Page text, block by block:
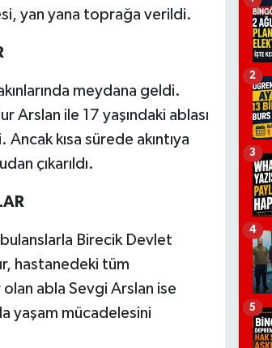
yan yana toprağa verildi.
meydana geldi.
Arslan ile 17 yaşındaki ablası
kısa sürede akıntıya
çıkarıldı.
Birecik Devlet
hastanedeki tüm
abla Sevgi Arslan ise
yaşam mücadelesini
2
3
4
5